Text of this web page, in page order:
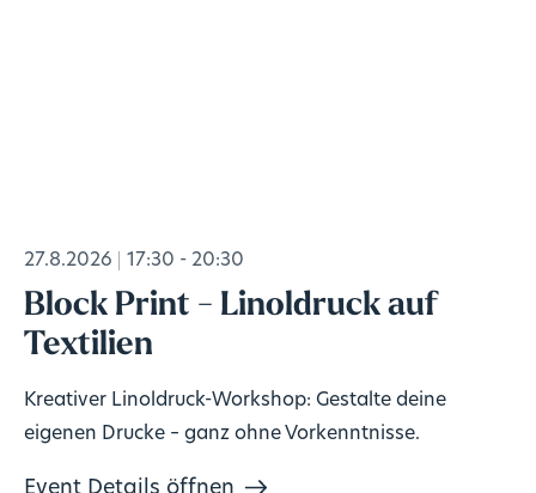
27.8.2026 17:30 - 20:30
Block Print - Linoldruck auf
Textilien
Kreativer Linoldruck-Workshop: Gestalte deine
eigenen Drucke – ganz ohne Vorkenntnisse.
Event Details öffnen